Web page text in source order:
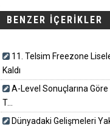
BENZER İÇERİKLER
11. Telsim Freezone
Kaldı
A-Level Sonuçlarına
T...
Dünyadaki Gelişmeleri